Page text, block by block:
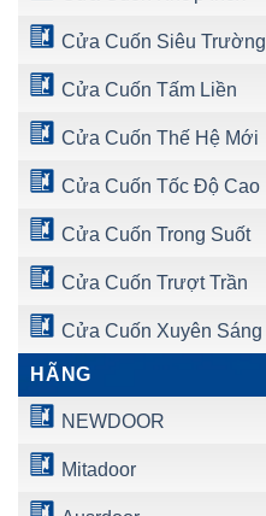
Cửa Cuốn Siêu Trường
Cửa Cuốn Tấm Liền
Cửa Cuốn Thế Hệ Mới
Cửa Cuốn Tốc Độ Cao
Cửa Cuốn Trong Suốt
Cửa Cuốn Trượt Trần
Cửa Cuốn Xuyên Sáng
HÃNG
NEWDOOR
Mitadoor